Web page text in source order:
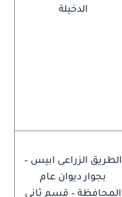
الدخيلة
الطريق الزراعى ابيس –
بجوار ديوان عام
المحافظة – قسم ثانى